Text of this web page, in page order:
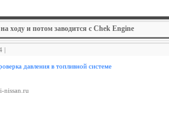
ходу и потом заводится с Chek Engine
|
давления в топливной системе
nissan.ru